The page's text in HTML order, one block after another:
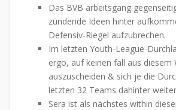
Das BVB arbeitsgang
zündende Ideen hinter
Defensiv-Riegel aufzubrechen.
Im letzten Youth-League-
ergo, auf keinen fall aus diesem
auszuscheiden & sich je die
letzten 32 Teams dahinter
Sera ist als nächstes within